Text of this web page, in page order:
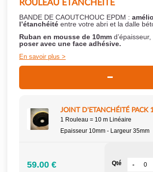
ROULEAU ÉTANCHÉITÉ
BANDE DE CAOUTCHOUC EPDM :
l’étanchéité entre votre abri et la dalle
Ruban en mousse de 10mm d’épaisseur,
poser avec une face adhésive.
En savoir plus
JOINT D'ETANCHÉITÉ PACK
1 Rouleau = 10 m Linéaire
Epaisseur 10mm - Largeur 35mm
59.00 € Qté